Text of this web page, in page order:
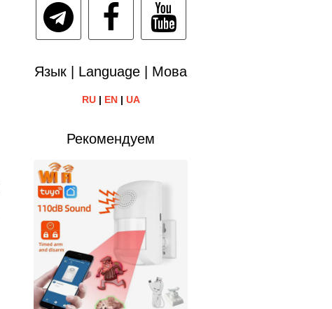
Язык | Language | Мова
RU| EN| UA
Рекомендуем